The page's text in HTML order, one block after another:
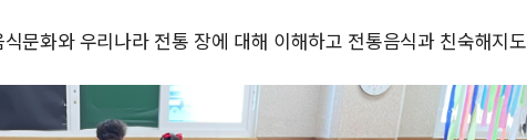
문화와 우리나라 전통 장에 대해 이해하고 전통음식과 친숙해지도